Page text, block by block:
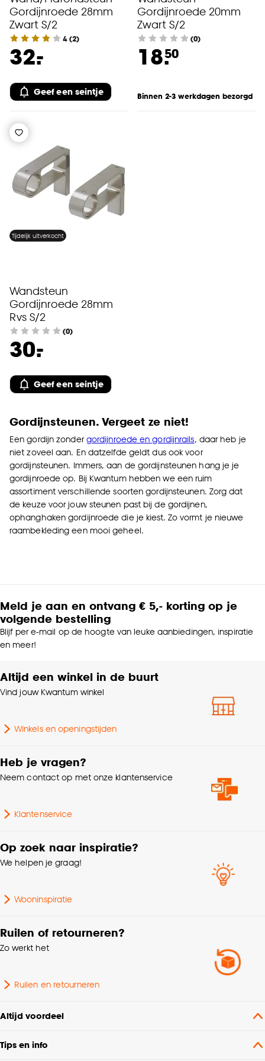
cookieverklaring.
Gordijnroede 28mm
Zwart S/2
4(2)
32.
-
Geef een seintje
Gordijnroede 20mm
Zwart S/2
(0)
18.50
Binnen 2-3 werkdagen bezorgd
Tijdelijk uitverkocht
Wandsteun
Gordijnroede 28mm
Rvs S/2
(0)
30.
-
Geef een seintje
Gordijnsteunen. Vergeet ze niet!
Een gordijn zondergordijnroede en gordijnrails, daar heb je
niet zoveel aan. En datzelfde geldt dus ook voor
gordijnsteunen. Immers, aan de gordijnsteunen hang je je
gordijnroede op. Bij Kwantum hebben we een ruim
assortiment verschillende soorten gordijnsteunen. Zorg dat
de keuze voor jouw steunen past bij de gordijnen,
ophanghaken gordijnroede die je kiest. Zo vormt je nieuwe
raambekleding een mooi geheel.
Meld je aan en ontvang € 5,- korting op je
volgende bestelling
Blijf per e-mail op de hoogte van leuke aanbiedingen, inspiratie
en meer!
Altijd een winkel in de buurt
Vind jouw Kwantum winkel
Winkels en openingstijden
Heb je vragen?
Neem contact op met onze klantenservice
Klantenservice
Op zoek naar inspiratie?
We helpen je graag!
Wooninspiratie
Ruilen of retourneren?
Zo werkt het
Ruilen en retourneren
Altijd voordeel
Tips en info